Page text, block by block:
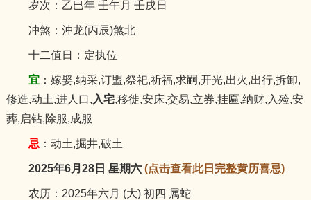
岁次：乙巳年 壬午月 壬戌日
冲煞：沖龙(丙辰)煞北
十二值日：定执位
宜：嫁娶,纳采,订盟,祭祀,祈福,求嗣,开光,出火,出行,拆卸,
修造,动土,进人口, 入宅,移徙,安床,交易,立券,挂匾,纳财,入殓,安
葬,启钻,除服,成服
忌 ：动土,掘井,破土
2025年6月28日 星期六 (点击查看此日完整黄历喜忌)
农历：2025年六月 (大) 初四 属蛇